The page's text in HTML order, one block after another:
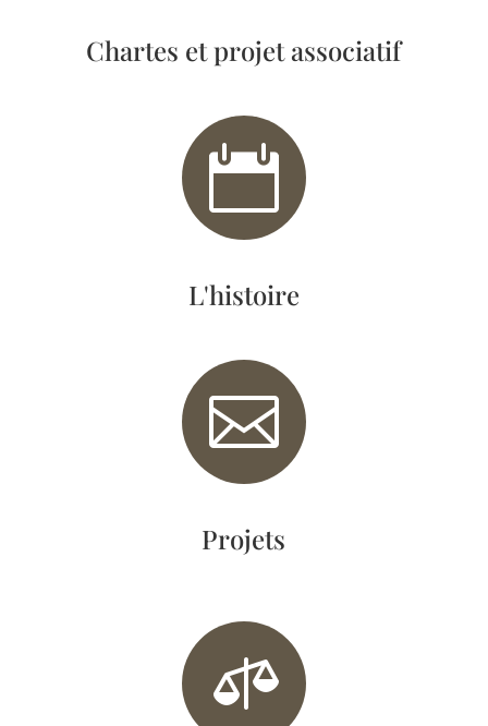
Chartes et projet associatif

L'histoire

Projets
